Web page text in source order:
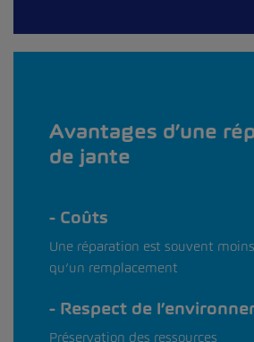
Avantages d’une
de jante
Coûts
Une réparation est souvent
qu’un remplacement
Respect de
Préservation des ressources